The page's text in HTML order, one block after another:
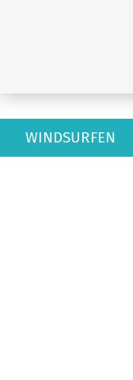
WINDSURFEN